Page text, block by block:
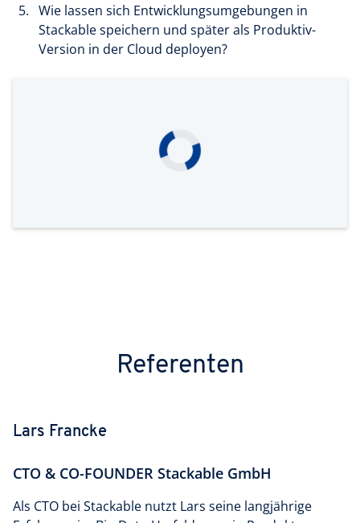
Wie lassen sich Entwicklungsumgebungen in
Stackable speichern und später als Produktiv-
Version in der Cloud deployen?
Referenten
Lars Francke
CTO & CO-FOUNDER Stackable GmbH
Als CTO bei Stackable nutzt Lars seine langjährige